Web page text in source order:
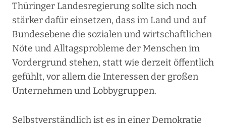
Thüringer Landesregierung sollte sich noch
stärker dafür einsetzen, dass im Land und auf
Bundesebene die sozialen und wirtschaftlichen
Nöte und Alltagsprobleme der Menschen im
Vordergrund stehen, statt wie derzeit öffentlich
gefühlt, vor allem die Interessen der großen
Unternehmen und Lobbygruppen.
Selbstverständlich ist es in einer Demokratie